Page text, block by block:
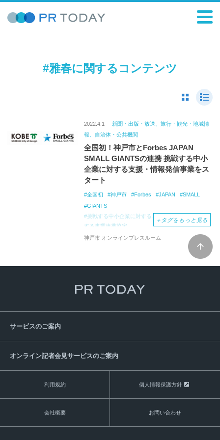
#雅春に関するコンテンツ
2022.4.1
新聞・出版・放送、旅行・観光・地域情
報、自治体・公共機関
全国初！神戸市とForbes JAPAN
SMALL GIANTSの連携 挑戦する中小
企業に対する支援・情報発信事業をス
タート
全国初 神戸市 Forbes JAPAN
SMALL
GIANTS
挑戦する中小企業に対する、支援・情報発信に関
する事業連携協定
メディア連携
事業創造 久元市長
藤吉
リンクタイズ
＋ タグをもっと見る
神戸市 オンラインプレスルーム
サービスのご案内
オンライン記者会見サービスのご案内
利用規約 個人情報保護方針
会社概要 お問い合わせ